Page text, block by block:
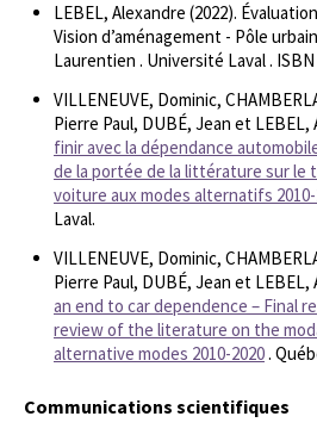
LEBEL, Alexandre (2022).
Vision d’aménagement - Pôle
Laurentien . Université Laval . ISBN
VILLENEUVE, Dominic,
Pierre Paul, DUBÉ, Jean et LEBEL,
finir avec la dépendance
de la portée de la littérature sur le
voiture aux modes alternatifs 2010-
Laval.
VILLENEUVE, Dominic,
Pierre Paul, DUBÉ, Jean et LEBEL,
an end to car dependence – Final
review of the literature on the
alternative modes 2010-2020.
Communications scientifiques